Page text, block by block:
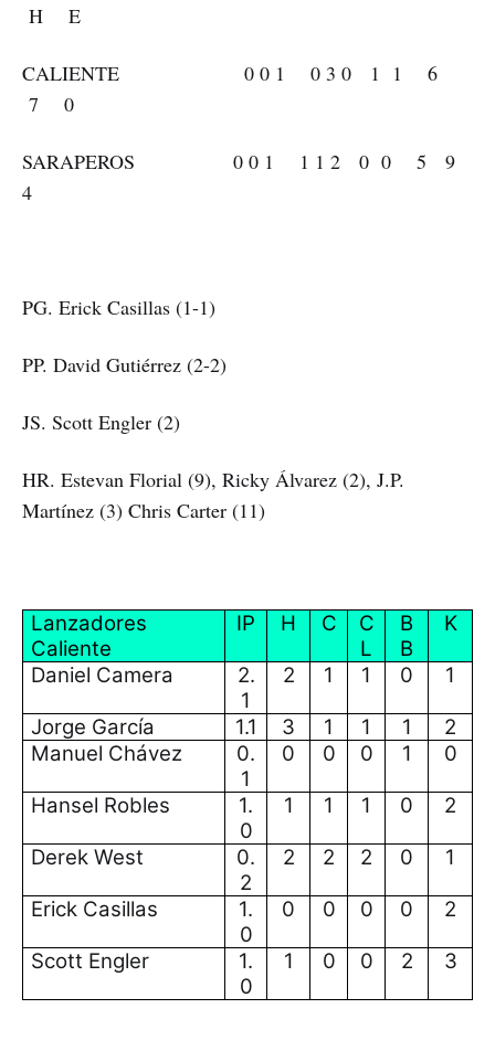
H E
CALIENTE 0 0 1 0 3 0 1 1 6
7 0
SARAPEROS 0 0 1 1 1 2 0 0 5 9
4
PG. Erick Casillas (1-1)
PP. David Gutiérrez (2-2)
JS. Scott Engler (2)
HR. Estevan Florial (9), Ricky Álvarez (2), J.P.
Martínez (3) Chris Carter (11)
Lanzadores
Caliente
IP H C
C
L
B
B
K
Daniel Camera
2.
1
2 1 1 0 1
Jorge García 1.1 3 1 1 1
2
Manuel Chávez
0.
1
0 0 0 1 0
Hansel Robles
1.
0
1 1 1 0 2
Derek West
0.
2
2 2 2 0 1
Erick Casillas
1.
0
0 0 0 0 2
Scott Engler
1.
0
1 0 0 2 3